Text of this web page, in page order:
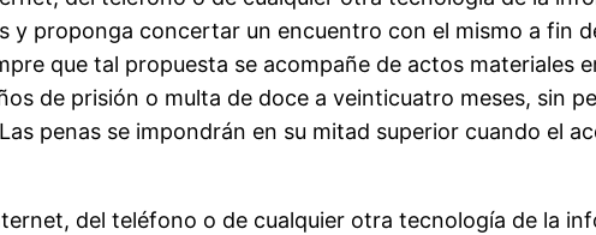
y proponga concertar un encuentro con el mismo a fin
que tal propuesta se acompañe de actos materiales
de prisión o multa de doce a veinticuatro meses, sin
penas se impondrán en su mitad superior cuando el
del teléfono o de cualquier otra tecnología de la